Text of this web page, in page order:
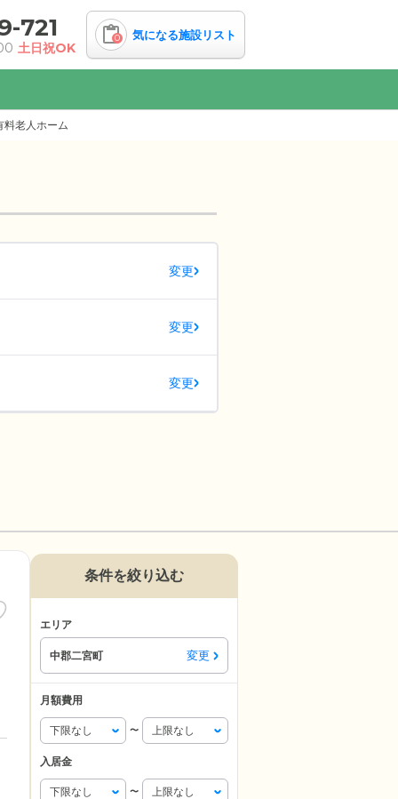
721
土日祝OK
0 気になる施設リスト
料老人ホーム
変更
変更
変更
条件を絞り込む
エリア
中郡二宮町 変更
月額費用
〜
入居金
〜